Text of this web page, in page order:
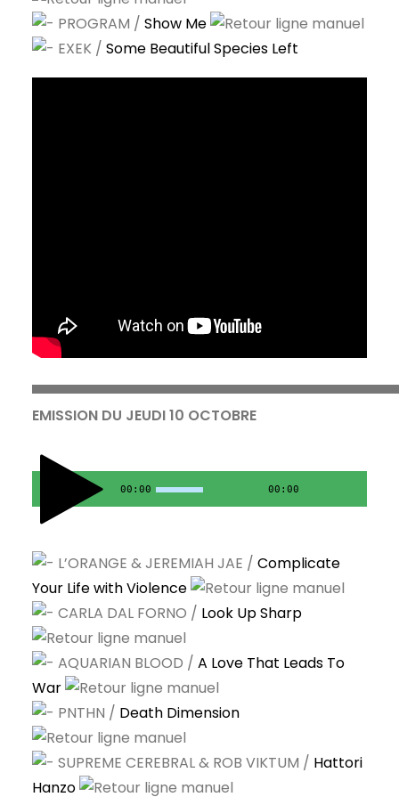
PROGRAM / Show Me
EXEK / Some Beautiful Species Left
EMISSION DU JEUDI 10 OCTOBRE
00:00 00:00
L’ORANGE & JEREMIAH JAE / Complicate
Your Life with Violence
CARLA DAL FORNO / Look Up Sharp
AQUARIAN BLOOD / A Love That Leads To
War
PNTHN / Death Dimension
SUPREME CEREBRAL & ROB VIKTUM / Hattori
Hanzo